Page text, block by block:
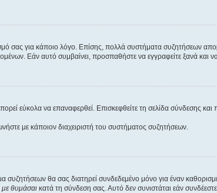
σας για κάποιο λόγο. Επίσης, πολλά συστήματα συζητήσεων
Εάν αυτό συμβαίνει, προσπαθήστε να εγγραφείτε ξανά και να
εύκολα να επαναφερθεί. Επισκεφθείτε τη σελίδα σύνδεσης και
με κάποιον διαχειριστή του συστήματος συζητήσεων.
συζητήσεων θα σας διατηρεί συνδεδεμένο μόνο για έναν
θυμάσαι κατά τη σύνδεση σας. Αυτό δεν συνιστάται εάν